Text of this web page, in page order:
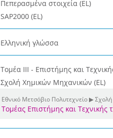
Πεπερασμένα στοιχεία (EL)
SAP2000 (EL)
Ελληνική γλώσσα
Τομέα ΙΙΙ - Επιστήμης και
Σχολή Χημικών Μηχανικών (EL)
Εθνικό Μετσόβιο Πολυτεχνείο ▶
Τομέας Επιστήμης και Τεχνικής